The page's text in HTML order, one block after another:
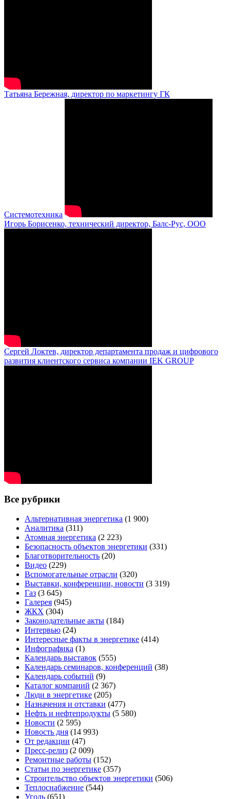
Татьяна Бережная, директор по маркетингу ГК
Системотехника
Игорь Борисенко, технический директор, Балс-Рус, ООО
Сергей Локтев, директор департамента продаж и цифрового
развития клиентского сервиса компании IEK GROUP
Все рубрики
Альтернативная энергетика (1 900)
Аналитика (311)
Атомная энергетика (2 223)
Безопасность объектов энергетики (331)
Благотворительность (20)
Видео (229)
Вспомогательные отрасли (320)
Выставки, конференции, новости (3 319)
Газ (3 645)
Галерея (945)
ЖКХ (304)
Законодательные акты (184)
Интервью (24)
Интересные факты в энергетике (414)
Инфографика (1)
Календарь выставок (555)
Календарь семинаров, конференций (38)
Календарь событий (9)
Каталог компаний (2 367)
Люди в энергетике (205)
Назначения и отставки (477)
Нефть и нефтепродукты (5 580)
Новости (2 595)
Новость дня (14 993)
От редакции (47)
Пресс-релиз (2 009)
Ремонтные работы (152)
Статьи по энергетике (357)
Строительство объектов энергетики (506)
Теплоснабжение (544)
Уголь (651)